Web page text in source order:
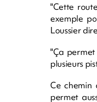
"Cette
exemple
Loussier
"Ça permet
plusieurs
Ce chemin
permet